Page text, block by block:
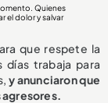
Quienes
el dolor y salvar
que respete la
días trabaja para
y anunciaron que